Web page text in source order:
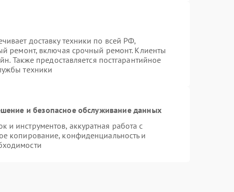
доставку техники по всей РФ,
ремонт, включая срочный ремонт. Клиенты
Также предоставляется постгарантийное
техники
и безопасное обслуживание данных
инструментов, аккуратная работа с
копирование, конфиденциальность и